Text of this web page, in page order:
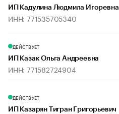
ИП Кадулина Людмила Игоревна
ИНН: 771535705340
ДЕЙСТВУЕТ
ИП Казак Ольга Андреевна
ИНН: 771582724904
ДЕЙСТВУЕТ
ИП Казарян Тигран Григорьевич